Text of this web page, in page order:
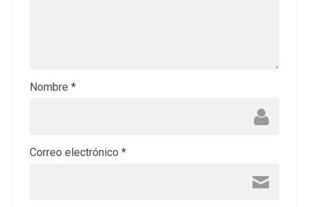
Nombre *
Correo electrónico *